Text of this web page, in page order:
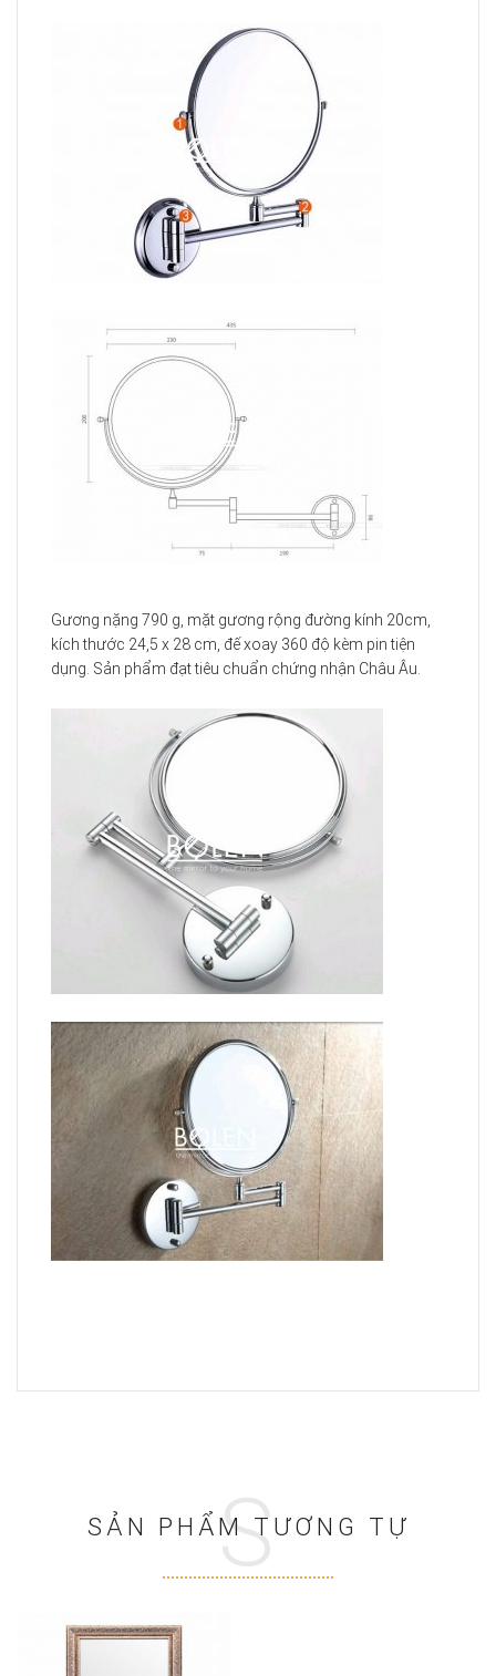
Gương nặng 790 g, mặt gương rộng đường kính 20cm,
kích thước 24,5 x 28 cm, đế xoay 360 độ kèm pin tiện
dụng. Sản phẩm đạt tiêu chuẩn chứng nhận Châu Âu.
SẢN PHẨM TƯƠNG TỰ
S